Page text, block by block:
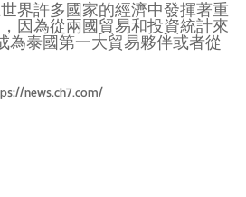
界許多國家的經濟中發揮著重
因為從兩國貿易和投資統計來
為泰國第一大貿易夥伴或者從
news.ch7.com/